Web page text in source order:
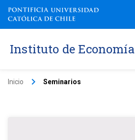
Instituto de Economía
Inicio keyboard_arrow_right Seminarios